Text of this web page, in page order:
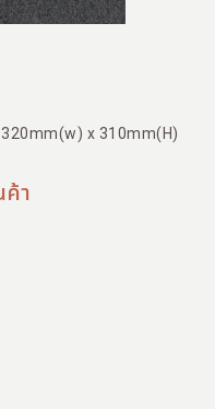
320mm(w) x 310mm(H)
ค้า